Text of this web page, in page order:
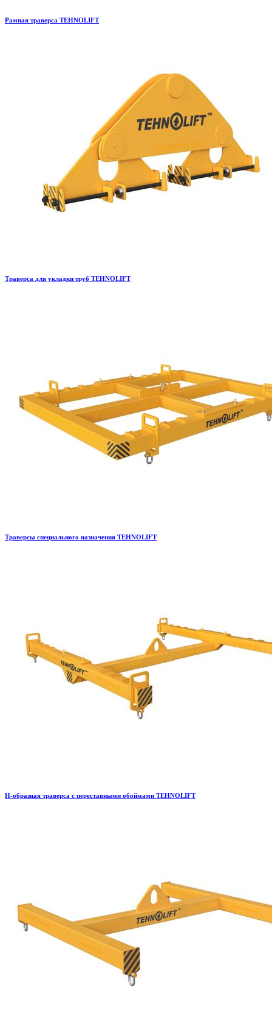
Рамная траверса TEHNOLIFT
Траверса для укладки труб TEHNOLIFT
Траверсы специального назначения TEHNOLIFT
H-образная траверса с переставными обоймами TEHNOLIFT